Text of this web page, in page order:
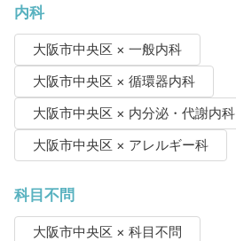
内科
大阪市中央区 × 一般内科
大阪市中央区 × 循環器内科
大阪市中央区 × 内分泌・代謝内科
大阪市中央区 × アレルギー科
科目不問
大阪市中央区 × 科目不問